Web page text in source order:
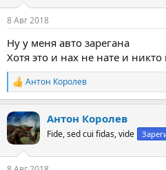
8 Авг 2018
Ну у меня авто зарегана
Хотя это и нах не нате и
Р
е
к
ц
и
Антон Королев
Антон Королев
Fide, sed cui fidas, vide